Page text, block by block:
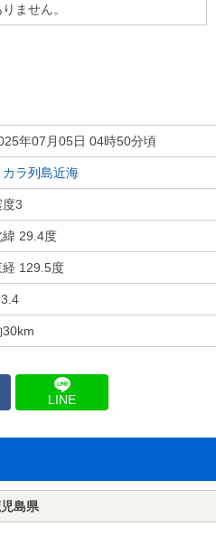
ません。
年07月05日 04時50分頃
カラ列島近海
度3
緯 29.4度
経 129.5度
30km
LINE
島県